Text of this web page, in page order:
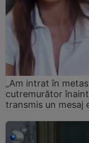
„Am intrat în
cutremurător
transmis un mesaj